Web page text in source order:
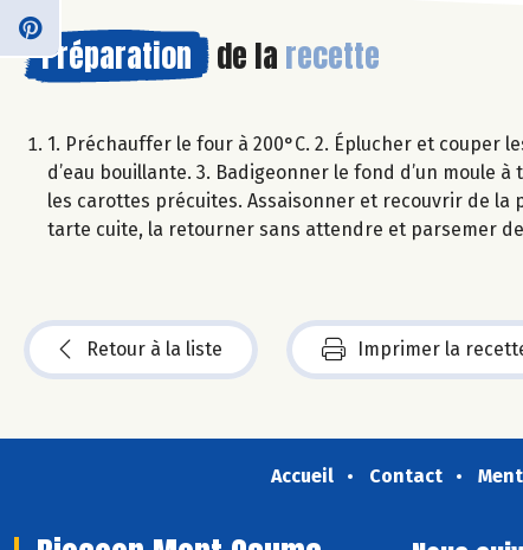
Préparation de la recette
1. Préchauffer le four à 200°C. 2. Éplucher et couper
d’eau bouillante. 3. Badigeonner le fond d’un moule
les carottes précuites. Assaisonner et recouvrir de la
tarte cuite, la retourner sans attendre et parsemer
Retour à la liste Imprimer la
Accueil Contact